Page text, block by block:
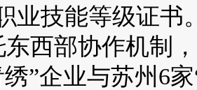
业技能等级证书
部协作机制，
绣”企业与苏州6